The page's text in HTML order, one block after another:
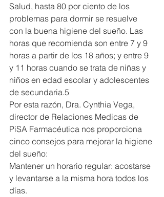
Salud, hasta 80 por ciento de los
problemas para dormir se resuelve
con la buena higiene del sueño. Las
horas que recomienda son entre 7 y 9
horas a partir de los 18 años; y entre 9
y 11 horas cuando se trata de niñas y
niños en edad escolar y adolescentes
de secundaria.5
Por esta razón, Dra. Cynthia Vega,
director de Relaciones Medicas de
PiSA Farmacéutica nos proporciona
cinco consejos para mejorar la higiene
del sueño:
Mantener un horario regular: acostarse
y levantarse a la misma hora todos los
días.